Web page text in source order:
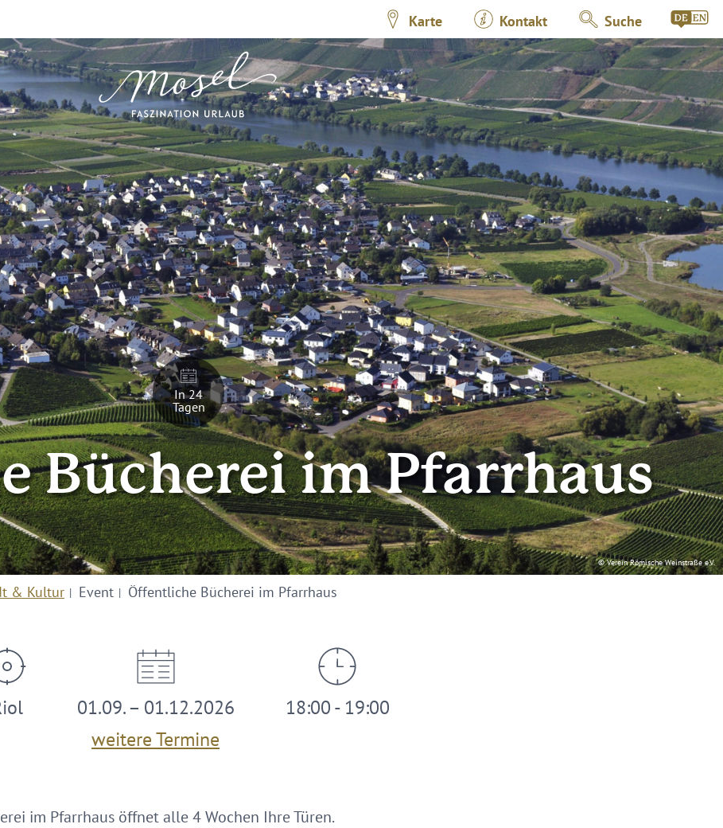
Karte Kontakt Suche
© Verein Römische Weinstraße e.V.
In 24
Tagen
Bücherei im Pfarrhaus
& Kultur Event Öffentliche Bücherei im Pfarrhaus
01.09. – 01.12.2026
weitere Termine
18:00 - 19:00
im Pfarrhaus öffnet alle 4 Wochen Ihre Türen.